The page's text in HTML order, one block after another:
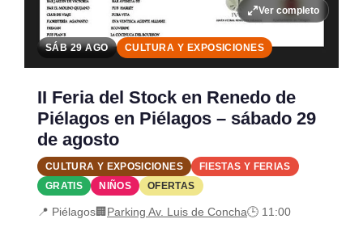
Ver completo
SÁB 29 AGO CULTURA Y EXPOSICIONES
II Feria del Stock en Renedo de
Piélagos en Piélagos – sábado 29
de agosto
CULTURA Y EXPOSICIONES
FIESTAS Y FERIAS
GRATIS
NIÑOS OFERTAS
📍 Piélagos🏢 Parking Av. Luis de Concha🕒 11:00